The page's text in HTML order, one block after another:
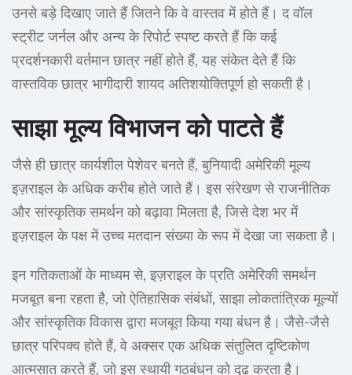
उनसे बड़े दिखाए जाते हैं जितने कि वे वास्तव में होते हैं। द वॉल
स्ट्रीट जर्नल और अन्य के रिपोर्ट स्पष्ट करते हैं कि कई
प्रदर्शनकारी वर्तमान छात्र नहीं होते हैं, यह संकेत देते हैं कि
वास्तविक छात्र भागीदारी शायद अतिशयोक्तिपूर्ण हो सकती है।
साझा मूल्य विभाजन को पाटते हैं
जैसे ही छात्र कार्यशील पेशेवर बनते हैं, बुनियादी अमेरिकी मूल्य
इज़राइल के अधिक करीब होते जाते हैं। इस संरेखण से राजनीतिक
और सांस्कृतिक समर्थन को बढ़ावा मिलता है, जिसे देश भर में
इज़राइल के पक्ष में उच्च मतदान संख्या के रूप में देखा जा सकता है।
इन गतिकताओं के माध्यम से, इज़राइल के प्रति अमेरिकी समर्थन
मजबूत बना रहता है, जो ऐतिहासिक संबंधों, साझा लोकतांत्रिक मूल्यों
और सांस्कृतिक विकास द्वारा मजबूत किया गया बंधन है। जैसे-जैसे
छात्र परिपक्व होते हैं, वे अक्सर एक अधिक संतुलित दृष्टिकोण
आत्मसात करते हैं, जो इस स्थायी गठबंधन को दृढ़ करता है।